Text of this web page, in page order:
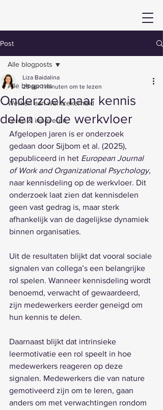
Post
Alle blogposts
Werken aan werkzekerheid
Leren & innoveren
Alle blogposts
Onderzoek naar kennis
delen op de werkvloer
Liza Baidalina
29 apr 1 minuten om te lezen
Afgelopen jaren is er onderzoek
gedaan door Sijbom et al. (2025),
gepubliceerd in het European Journal
of Work and Organizational Psychology,
naar kennisdeling op de werkvloer. Dit
onderzoek laat zien dat kennisdelen
geen vast gedrag is, maar sterk
afhankelijk van de dagelijkse dynamiek
binnen organisaties.
Uit de resultaten blijkt dat vooral sociale
signalen van collega’s een belangrijke
rol spelen. Wanneer kennisdeling wordt
benoemd, verwacht of gewaardeerd,
zijn medewerkers eerder geneigd om
hun kennis te delen.
Daarnaast blijkt dat intrinsieke
leermotivatie een rol speelt in hoe
medewerkers reageren op deze
signalen. Medewerkers die van nature
gemotiveerd zijn om te leren, gaan
anders om met verwachtingen rondom